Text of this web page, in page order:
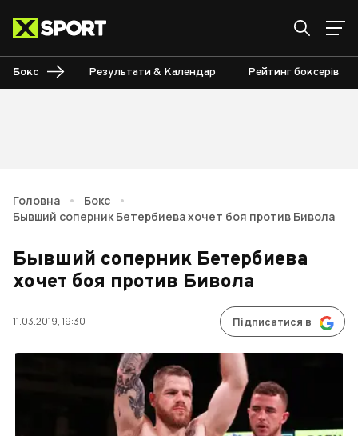
Бокс Результати & Календар Рейтинг боксерів
Головна • Бокс
•
Бывший соперник Бетербиева хочет боя против Бивола
Бывший соперник Бетербиева
хочет боя против Бивола
11.03.2019, 19:30 Підписатися в